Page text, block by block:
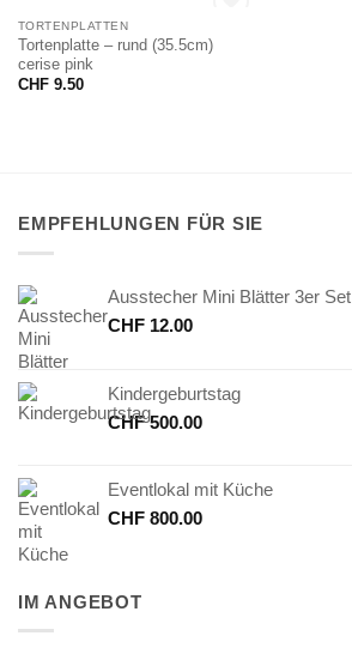
NICHT VORRÄTIG
TORTENPLATTEN
Tortenplatte – rund (35.5cm)
cerise pink
CHF9.50
EMPFEHLUNGEN FÜR SIE
Ausstecher Mini Blätter 3er Set
CHF 12.00
Kindergeburtstag
CHF500.00
Eventlokal mit Küche
CHF 800.00
IM ANGEBOT